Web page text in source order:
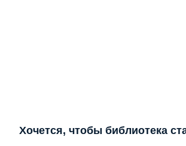
Хочется, чтобы библиотека